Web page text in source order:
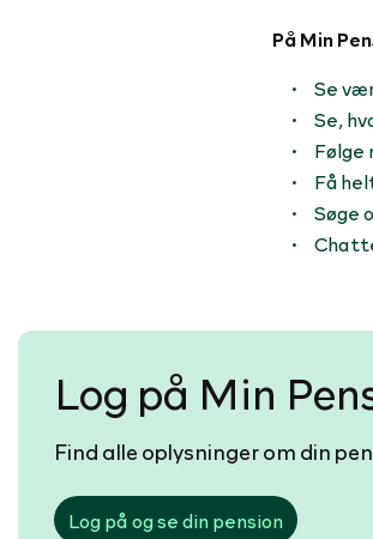
På Min
Se
Se,
Følge
Få
Søge
Log på Min
Find alle oplysninger om din
Log på og se din pension